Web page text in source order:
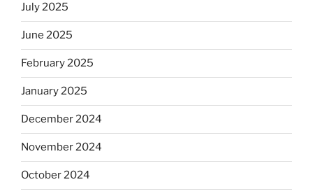
July 2025
June 2025
February 2025
January 2025
December 2024
November 2024
October 2024